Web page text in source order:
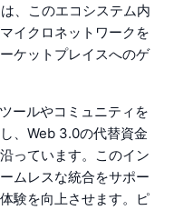
、このエコシステム内
イクロネットワークを
ケットプレイスへのゲ
ールやコミュニティを
、Web 3.0の代替資金
っています。このイン
ムレスな統合をサポー
験を向上させます。ピ